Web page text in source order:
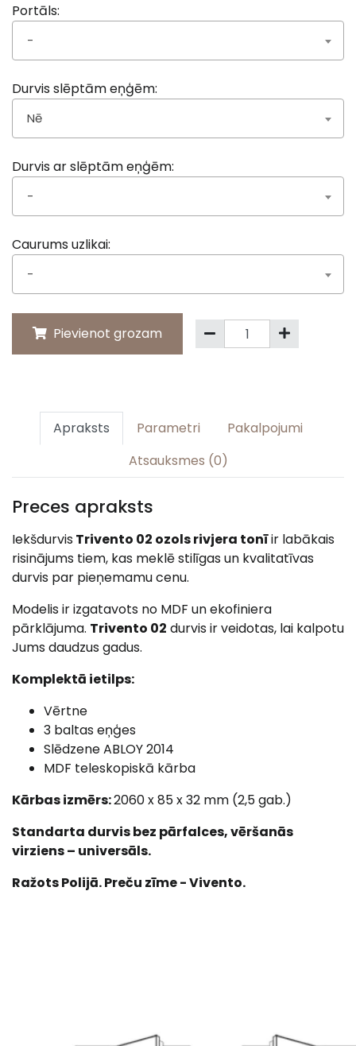
Portāls:
-
Durvis slēptām eņģēm:
Nē
Durvis ar slēptām eņģēm:
-
Caurums uzlikai:
-
Pievienot grozam
Apraksts Parametri
Pakalpojumi
Atsauksmes (0)
Preces apraksts
IekšdurvisTrivento 02 ozols rivjera tonīir labākais
risinājums tiem, kas meklē stilīgas un kvalitatīvas
durvis par pieņemamu cenu.
Modelis ir izgatavots no MDF un ekofiniera
pārklājuma. Trivento 02 durvis ir veidotas, lai kalpotu
Jums daudzus gadus.
Komplektā ietilps:
Vērtne
3 baltas eņģes
Slēdzene ABLOY 2014
MDF teleskopiskā kārba
Kārbas izmērs:2060 x 85 x 32 mm (2,5 gab.)
Standarta durvis bez pārfalces, vēršanās
virziens – universāls.
Ražots Polijā. Preču zīme - Vivento.